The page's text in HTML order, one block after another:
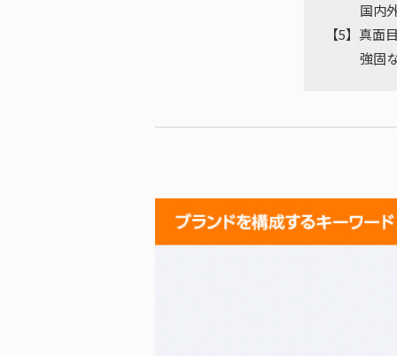
国内
【5】真
強固